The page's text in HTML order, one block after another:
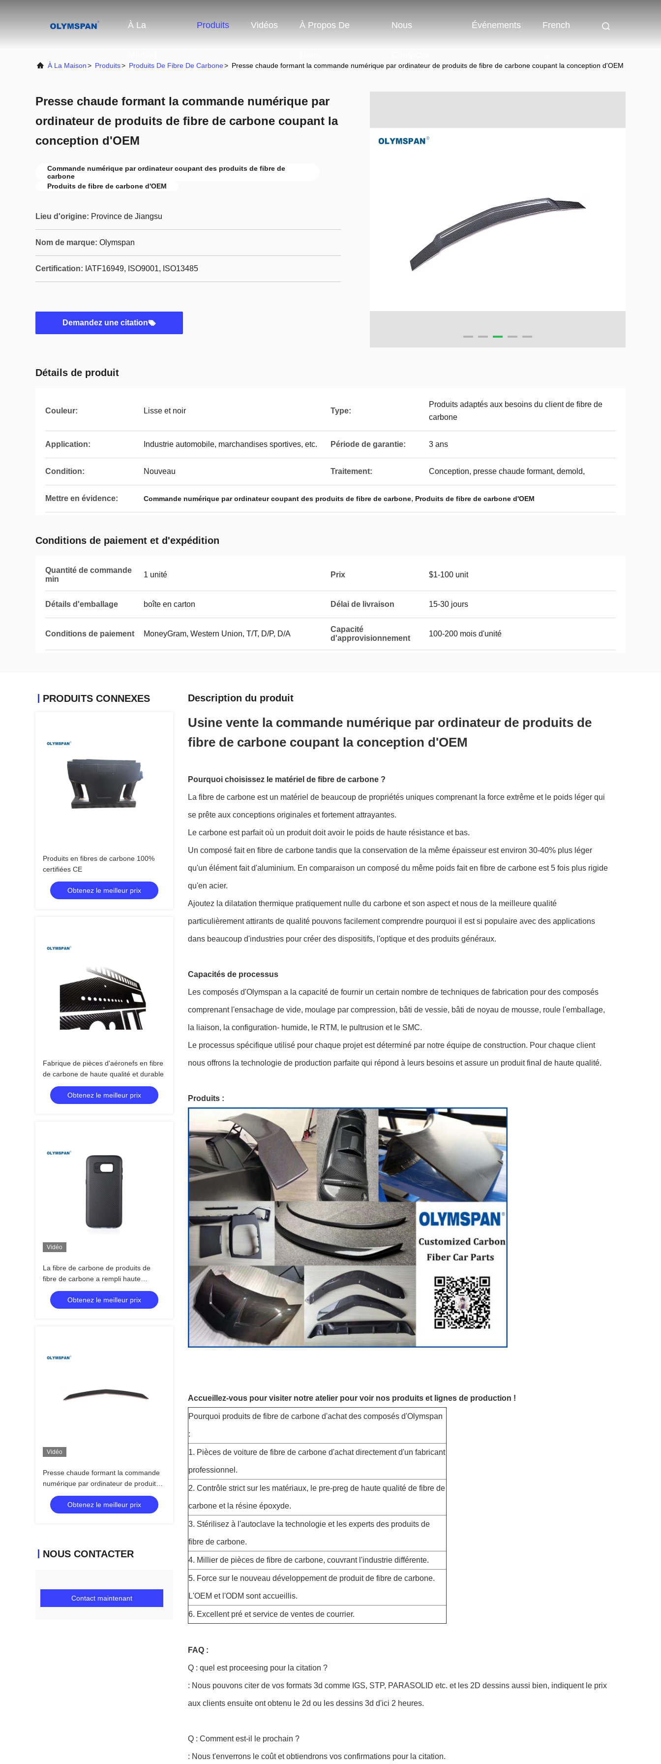
À La Produits Vidéos À Propos De Nous Événements French
À La Maison> Produits> Produits De Fibre De Carbone> Presse chaude formant la commande numérique par ordinateur de produits de fibre de carbone coupant la conception d'OEM
Presse chaude formant la commande numérique par
ordinateur de produits de fibre de carbone coupant la
conception d'OEM
Commande numérique par ordinateur coupant des produits de fibre de
carbone
Produits de fibre de carbone d'OEM
Lieu d'origine: Province de Jiangsu
Nom de marque: Olymspan
Certification: IATF16949, ISO9001, ISO13485
Demandez une citation
Détails de produit
Couleur: Lisse et noir Type:
Produits adaptés aux besoins du client de fibre de
carbone
Application: Industrie automobile, marchandises sportives, etc. Période de garantie: 3 ans
Condition: Nouveau Traitement: Conception, presse chaude formant, demold,
Mettre en évidence: Commande numérique par ordinateur coupant des produits de fibre de carbone, Produits de fibre de carbone d'OEM
Conditions de paiement et d'expédition
Quantité de commande
min
1 unité Prix $1-100 unit
Détails d'emballage boîte en carton Délai de livraison 15-30 jours
Conditions de paiement MoneyGram, Western Union, T/T, D/P, D/A
Capacité
d'approvisionnement
100-200 mois d'unité
PRODUITS CONNEXES
Produits en fibres de carbone 100%
certifiées CE
Obtenez le meilleur prix
Fabrique de pièces d'aéronefs en fibre
de carbone de haute qualité et durable
Obtenez le meilleur prix
Vidéo
La fibre de carbone de produits de
fibre de carbone a rempli haute
température de produits
Obtenez le meilleur prix
Vidéo
Presse chaude formant la commande
numérique par ordinateur de produits
de fibre de carbone coupant la
conception d'OEM
Obtenez le meilleur prix
NOUS CONTACTER
Contact maintenant
Description du produit
Usine vente la commande numérique par ordinateur de produits de
fibre de carbone coupant la conception d'OEM
Pourquoi choisissez le matériel de fibre de carbone ?
La fibre de carbone est un matériel de beaucoup de propriétés uniques comprenant la force extrême et le poids léger qui
se prête aux conceptions originales et fortement attrayantes.
Le carbone est parfait où un produit doit avoir le poids de haute résistance et bas.
Un composé fait en fibre de carbone tandis que la conservation de la même épaisseur est environ 30-40% plus léger
qu'un élément fait d'aluminium. En comparaison un composé du même poids fait en fibre de carbone est 5 fois plus rigide
qu'en acier.
Ajoutez la dilatation thermique pratiquement nulle du carbone et son aspect et nous de la meilleure qualité
particulièrement attirants de qualité pouvons facilement comprendre pourquoi il est si populaire avec des applications
dans beaucoup d'industries pour créer des dispositifs, l'optique et des produits généraux.
Capacités de processus
Les composés d'Olymspan a la capacité de fournir un certain nombre de techniques de fabrication pour des composés
comprenant l'ensachage de vide, moulage par compression, bâti de vessie, bâti de noyau de mousse, roule l'emballage,
la liaison, la configuration- humide, le RTM, le pultrusion et le SMC.
Le processus spécifique utilisé pour chaque projet est déterminé par notre équipe de construction. Pour chaque client
nous offrons la technologie de production parfaite qui répond à leurs besoins et assure un produit final de haute qualité.
Produits :
Accueillez-vous pour visiter notre atelier pour voir nos produits et lignes de production !
Pourquoi produits de fibre de carbone d'achat des composés d'Olymspan
:
1. Pièces de voiture de fibre de carbone d'achat directement d'un fabricant
professionnel.
2. Contrôle strict sur les matériaux, le pre-preg de haute qualité de fibre de
carbone et la résine époxyde.
3. Stérilisez à l'autoclave la technologie et les experts des produits de
fibre de carbone.
4. Millier de pièces de fibre de carbone, couvrant l'industrie différente.
5. Force sur le nouveau développement de produit de fibre de carbone.
L'OEM et l'ODM sont accueillis.
6. Excellent pré et service de ventes de courrier.
FAQ :
Q : quel est proceesing pour la citation ?
: Nous pouvons citer de vos formats 3d comme IGS, STP, PARASOLID etc. et les 2D dessins aussi bien, indiquent le prix
aux clients ensuite ont obtenu le 2d ou les dessins 3d d'ici 2 heures.
Q : Comment est-il le prochain ?
: Nous t'enverrons le coût et obtiendrons vos confirmations pour la citation.